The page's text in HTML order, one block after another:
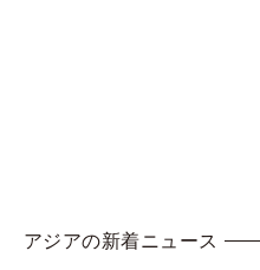
アジアの新着ニュース